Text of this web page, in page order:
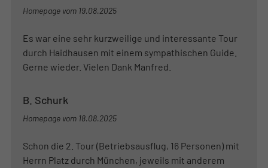
Homepage vom 19.08.2025
Es war eine sehr kurzweilige und interessante Tour
durch Haidhausen mit einem sympathischen Guide.
Gerne wieder. Vielen Dank Manfred.
B. Schurk
Homepage vom 18.08.2025
Schon die 2. Tour (Betriebsausflug, 16 Personen) mit
Herrn Platz durch München, jeweils mit anderem